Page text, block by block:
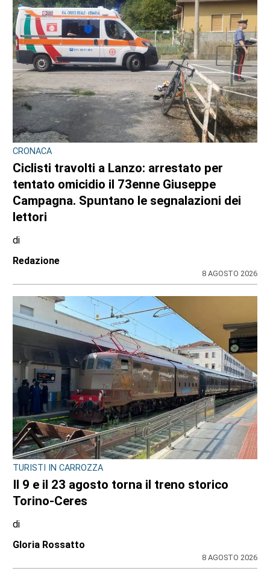
CRONACA
Ciclisti travolti, i carabinieri confermano la
lite con l’automobilista prima del
drammatico fatto: l’uomo si sarebbe
costituito
di
Redazione
8 AGOSTO 2026
CRONACA
Bimba a rischio e degrado sulla provinciale:
la svolta. Mamma e neonata portate in una
località protetta